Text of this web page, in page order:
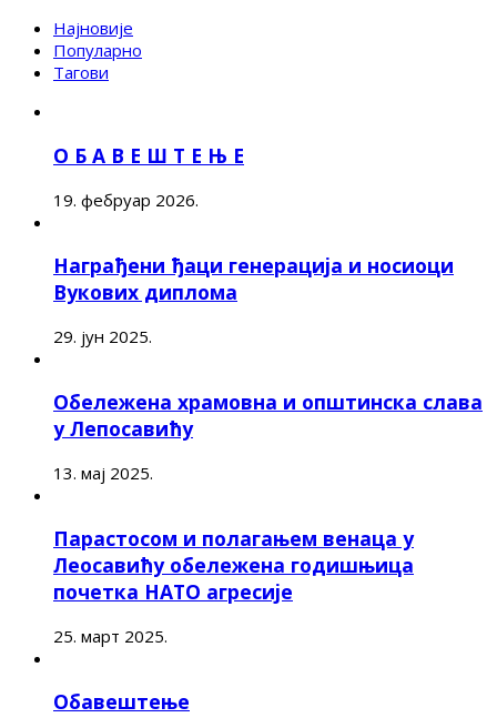
Најновије
Популарно
Тагови
О Б А В Е Ш Т Е Њ Е
19. фебруар 2026.
Награђени ђаци генерација и носиоци
Вукових диплома
29. јун 2025.
Обележена храмовна и општинска слава
у Лепосавићу
13. мај 2025.
Парастосом и полагањем венаца у
Леосавићу обележена годишњица
почетка НАТО агресије
25. март 2025.
Обавештење